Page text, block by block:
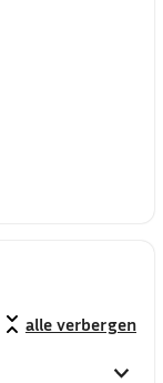
alle verbergen